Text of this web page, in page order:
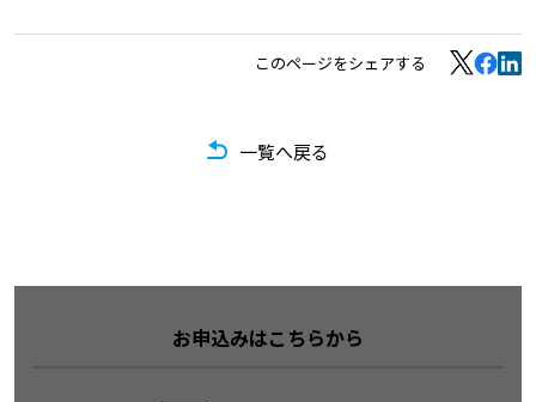
このページをシェアする
一覧へ戻る
お申込みはこちらから